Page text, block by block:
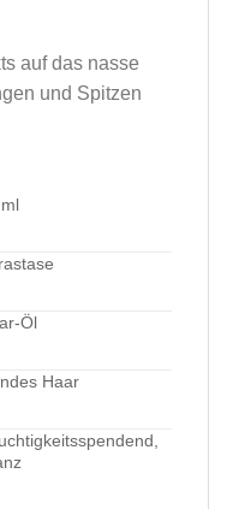
auf das nasse
und Spitzen
Öl
Haar